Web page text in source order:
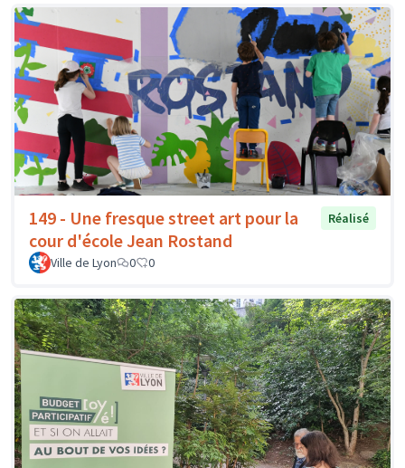
149 - Une fresque street art pour la
cour d'école Jean Rostand
Réalisé
Ville de Lyon 0 0